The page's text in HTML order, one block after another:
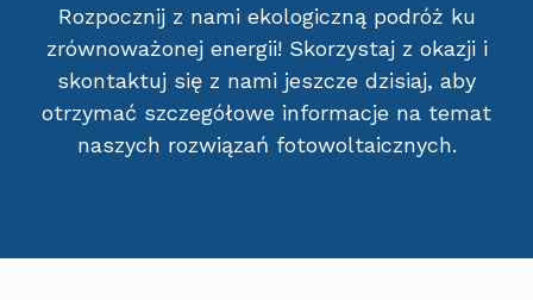
Rozpocznij z nami ekologiczną podróż ku
zrównoważonej energii! Skorzystaj z okazji i
skontaktuj się z nami jeszcze dzisiaj, aby
otrzymać szczegółowe informacje na temat
naszych rozwiązań fotowoltaicznych.